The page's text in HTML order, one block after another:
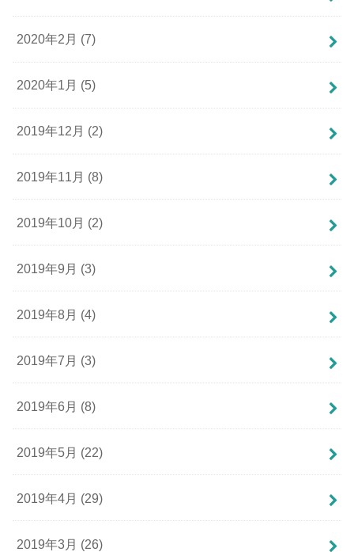
2020年2月 (7)
2020年1月 (5)
2019年12月 (2)
2019年11月 (8)
2019年10月 (2)
2019年9月 (3)
2019年8月 (4)
2019年7月 (3)
2019年6月 (8)
2019年5月 (22)
2019年4月 (29)
2019年3月 (26)